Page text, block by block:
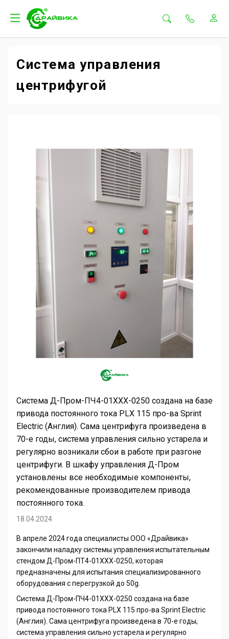
Система управления
центрифугой
Система Д-Пром-ПЧ4-01ХХХ-0250 создана на базе
привода постоянного тока PLX 115 про-ва Sprint
Electric (Англия). Сама центрифуга произведена в
70-е годы, система управления сильно устарела и
регулярно возникали сбои в работе при разгоне
центрифуги. В шкафу управления Д-Пром
установлены все необходимые компоненты,
рекомендованные производителем привода
постоянного тока.
18.04.2024
В апреле 2024 года специалисты ООО «Драйвика»
закончили наладку системы управления испытательным
стендом Д-Пром-ПТ4-01ХХХ-0250, которая
предназначены для испытания специализированного
оборудования с перегрузкой до 50g
Система Д-Пром-ПЧ4-01ХХХ-0250 создана на базе
привода постоянного тока PLX 115 про-ва Sprint Electric
(Англия). Сама центрифуга произведена в 70-е годы,
система управления сильно устарела и регулярно